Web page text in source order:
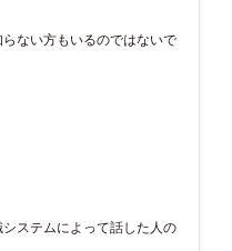
ない方もいるのではないで
ステムによって話した人の